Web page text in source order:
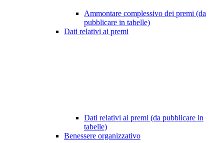
Ammontare complessivo dei premi (da
pubblicare in tabelle)
Dati relativi ai premi
Dati relativi ai premi (da pubblicare in
tabelle)
Benessere organizzativo